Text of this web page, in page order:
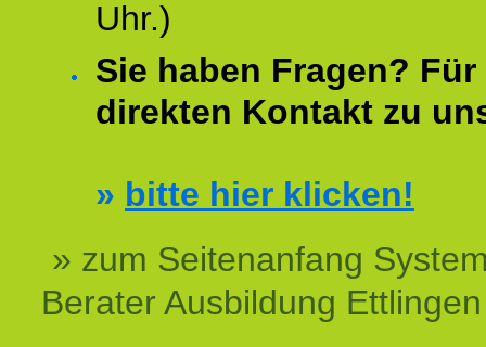
Uhr.)
Sie haben Fragen?
direkten Kontakt zu
» bitte hier klicken!
» zum Seitenanfang
Berater Ausbildung Ettlingen